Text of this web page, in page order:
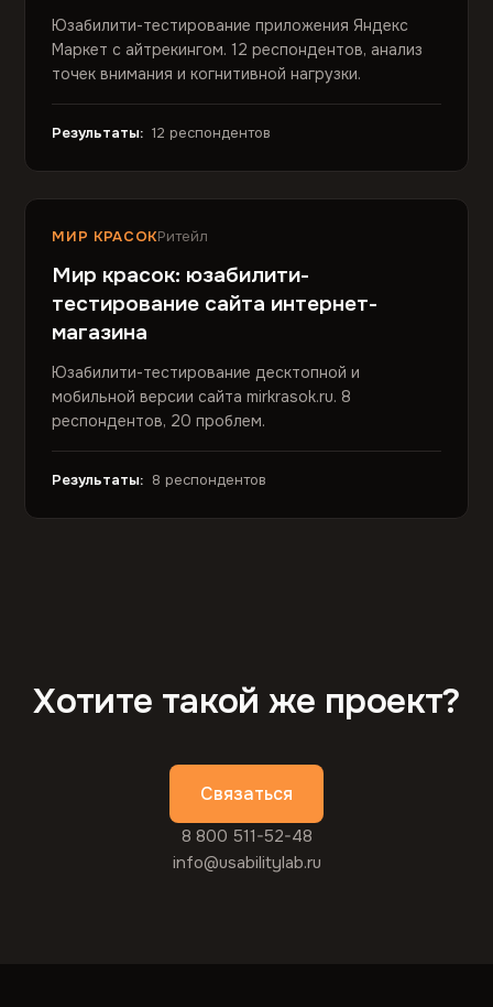
Юзабилити-тестирование приложения Яндекс
Маркет с айтрекингом. 12 респондентов, анализ
точек внимания и когнитивной нагрузки.
Результаты: 12 респондентов
МИР КРАСОКРитейл
Мир красок: юзабилити-
тестирование сайта интернет-
магазина
Юзабилити-тестирование десктопной и
мобильной версии сайта mirkrasok.ru. 8
респондентов, 20 проблем.
Результаты: 8 респондентов
Хотите такой же проект?
Связаться
8 800 511-52-48
info@usabilitylab.ru